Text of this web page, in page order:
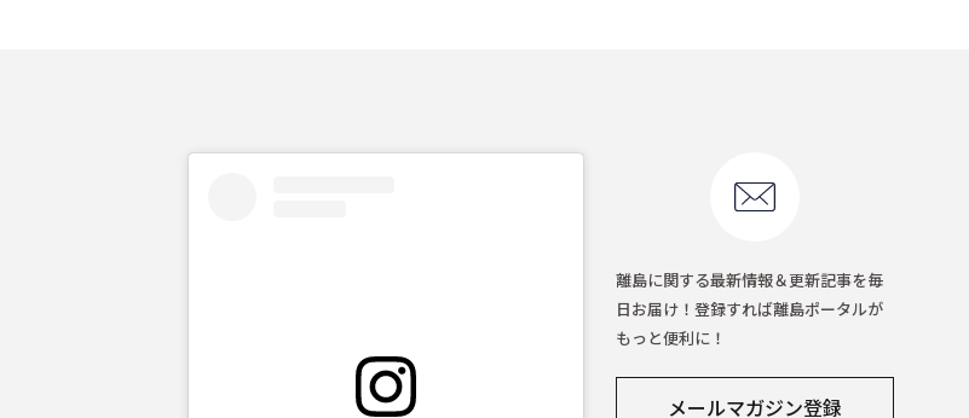
離島に関する最新情報＆更新記事を毎
日お届け！登録すれば離島ポータルが
もっと便利に！
メールマガジン登録